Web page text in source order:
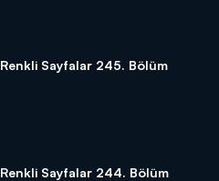
Renkli Sayfalar 245. Bölüm
Renkli Sayfalar 244. Bölüm